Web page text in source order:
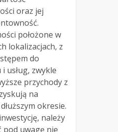
oraz jej
położone w
lokalizacjach, z
do
usług, zwykle
przychody z
na
okresie.
należy
pod uwagę nie